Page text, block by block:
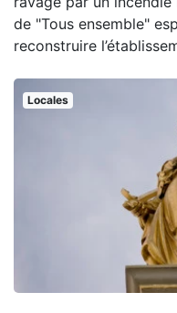
de "Tous ensemble"
reconstruire
Locales